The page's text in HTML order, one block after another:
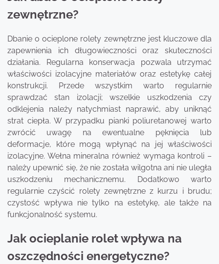
zewnętrzne?
Dbanie o ocieplone rolety zewnętrzne jest kluczowe dla
zapewnienia ich długowieczności oraz skuteczności
działania. Regularna konserwacja pozwala utrzymać
właściwości izolacyjne materiałów oraz estetykę całej
konstrukcji. Przede wszystkim warto regularnie
sprawdzać stan izolacji; wszelkie uszkodzenia czy
odklejenia należy natychmiast naprawić, aby uniknąć
strat ciepła. W przypadku pianki poliuretanowej warto
zwrócić uwagę na ewentualne pęknięcia lub
deformacje, które mogą wpłynąć na jej właściwości
izolacyjne. Wełna mineralna również wymaga kontroli –
należy upewnić się, że nie została wilgotna ani nie uległa
uszkodzeniu mechanicznemu. Dodatkowo warto
regularnie czyścić rolety zewnętrzne z kurzu i brudu;
czystość wpływa nie tylko na estetykę, ale także na
funkcjonalność systemu.
Jak ocieplanie rolet wpływa na
oszczędności energetyczne?